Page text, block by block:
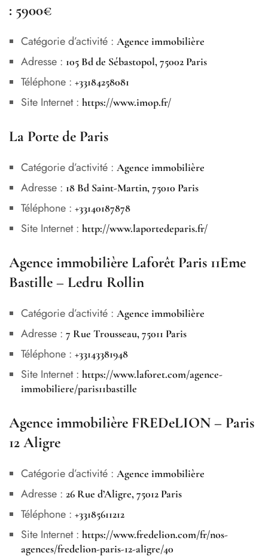
: 5900€
Catégorie d’activité : Agence immobilière
Adresse : 105 Bd de Sébastopol, 75002 Paris
Téléphone : +33184258081
Site Internet : https://www.imop.fr/
La Porte de Paris
Catégorie d’activité : Agence immobilière
Adresse : 18 Bd Saint-Martin, 75010 Paris
Téléphone : +33140187878
Site Internet : http://www.laportedeparis.fr/
Agence immobilière Laforêt Paris 11Eme
Bastille – Ledru Rollin
Catégorie d’activité : Agence immobilière
Adresse : 7 Rue Trousseau, 75011 Paris
Téléphone : +33143381948
Site Internet : https://www.laforet.com/agence-
immobiliere/paris11bastille
Agence immobilière FREDeLION – Paris
12 Aligre
Catégorie d’activité : Agence immobilière
Adresse : 26 Rue d’Aligre, 75012 Paris
Téléphone : +33185611212
Site Internet : https://www.fredelion.com/fr/nos-
agences/fredelion-paris-12-aligre/40